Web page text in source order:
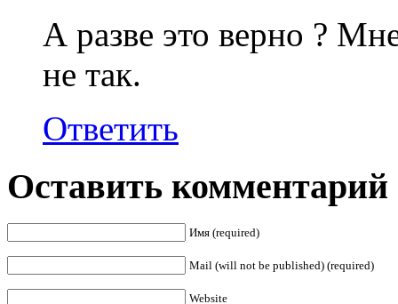
А разве это верно ?
не так.
Ответить
Оставить комментарий
Имя (required)
Mail (will not be published) (required)
Website